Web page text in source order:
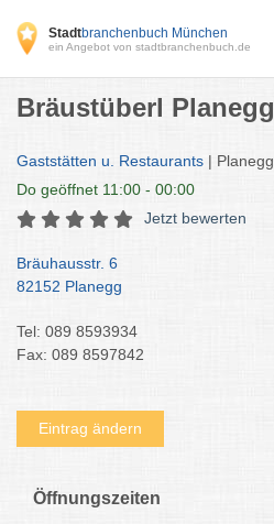
Stadtbranchenbuch München
ein Angebot von stadtbranchenbuch.de
Bräustüberl Planegg
Gaststätten u. Restaurants | Planegg
Do geöffnet 11:00 - 00:00
Jetzt bewerten
Bräuhausstr. 6
82152 Planegg
Tel: 089 8593934
Fax: 089 8597842
Eintrag ändern
Öffnungszeiten